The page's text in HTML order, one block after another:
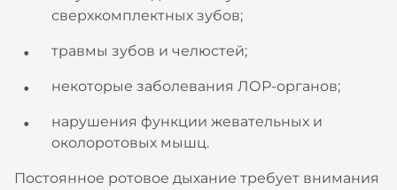
сверхкомплектных зубов;
травмы зубов и челюстей;
некоторые заболевания ЛОР-органов;
нарушения функции жевательных и
околоротовых мышц.
Постоянное ротовое дыхание требует внимания